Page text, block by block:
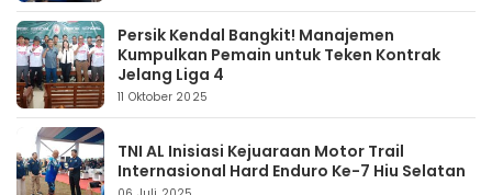
Persik Kendal Bangkit! Manajemen
Kumpulkan Pemain untuk Teken Kontrak
Jelang Liga 4
11 Oktober 2025
TNI AL Inisiasi Kejuaraan Motor Trail
Internasional Hard Enduro Ke-7 Hiu Selatan